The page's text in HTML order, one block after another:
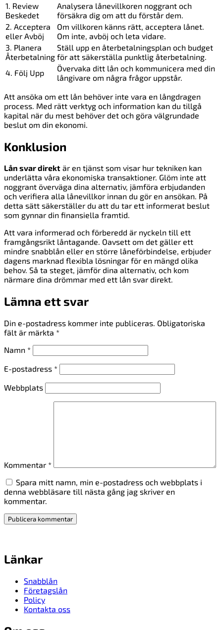
1. Review
Beskedet
Analysera lånevillkoren noggrant och
försäkra dig om att du förstår dem.
2. Acceptera
eller Avböj
Om villkoren känns rätt, acceptera lånet.
Om inte, avböj och leta vidare.
3. Planera
Återbetalning
Ställ upp en återbetalningsplan och budget
för att säkerställa punktlig återbetalning.
4. Följ Upp
Övervaka ditt lån och kommunicera med din
långivare om några frågor uppstår.
Att ansöka om ett lån behöver inte vara en långdragen
process. Med rätt verktyg och information kan du tillgå
kapital när du mest behöver det och göra välgrundade
beslut om din ekonomi.
Konklusion
Lån svar direkt är en tjänst som visar hur tekniken kan
underlätta våra ekonomiska transaktioner. Glöm inte att
noggrant överväga dina alternativ, jämföra erbjudanden
och verifiera alla lånevillkor innan du gör en ansökan. På
detta sätt säkerställer du att du tar ett informerat beslut
som gynnar din finansiella framtid.
Att vara informerad och förberedd är nyckeln till ett
framgångsrikt låntagande. Oavsett om det gäller ett
mindre snabblån eller en större låneförbindelse, erbjuder
dagens marknad flexibla lösningar för en mängd olika
behov. Så ta steget, jämför dina alternativ, och kom
närmare dina drömmar med ett lån svar direkt.
Lämna ett svar
Din e-postadress kommer inte publiceras. Obligatoriska
fält är märkta *
Namn *
E-postadress *
Webbplats
Kommentar *
Spara mitt namn, min e-postadress och webbplats i
denna webbläsare till nästa gång jag skriver en
kommentar.
Länkar
Snabblån
Företagslån
Policy
Kontakta oss